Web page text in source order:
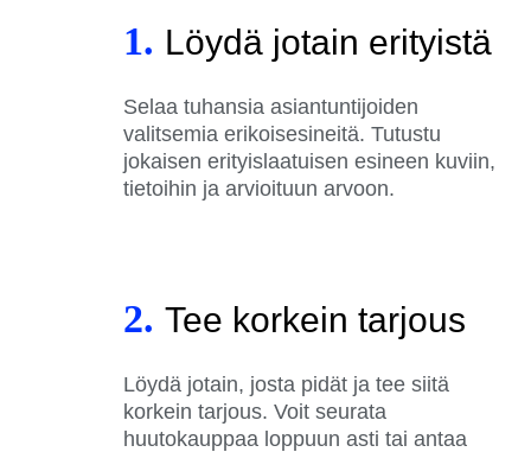
1. Löydä jotain erityistä
Selaa tuhansia asiantuntijoiden
valitsemia erikoisesineitä. Tutustu
jokaisen erityislaatuisen esineen kuviin,
tietoihin ja arvioituun arvoon.
2. Tee korkein tarjous
Löydä jotain, josta pidät ja tee siitä
korkein tarjous. Voit seurata
huutokauppaa loppuun asti tai antaa